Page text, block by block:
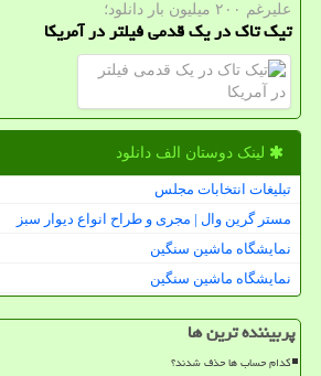
علیرغم ۲۰۰ میلیون بار دانلود؛
تیک تاک در یک قدمی فیلتر در آمریکا
لینک دوستان الف دانلود
تبلیغات انتخابات مجلس
مستر گرین وال | مجری و طراح انواع دیوار سبز
نمایشگاه ماشین سنگین
نمایشگاه ماشین سنگین
پربیننده ترین ها
کدام حساب ها حذف شدند؟